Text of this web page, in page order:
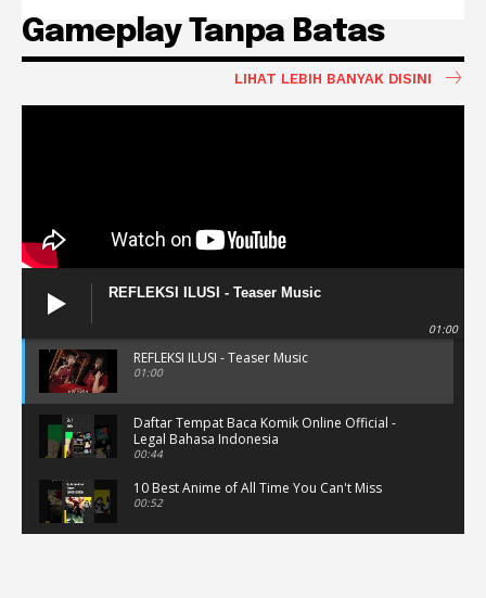
Gameplay Tanpa Batas
LIHAT LEBIH BANYAK DISINI
REFLEKSI ILUSI - Teaser Music
01:00
REFLEKSI ILUSI - Teaser Music
01:00
Daftar Tempat Baca Komik Online Official -
Legal Bahasa Indonesia
00:44
10 Best Anime of All Time You Can't Miss
00:52